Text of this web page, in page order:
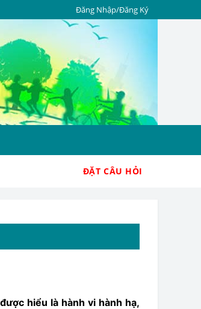
Đăng Nhập/Đăng Ký
ĐẶT CÂU HỎI
hiểu là hành vi hành hạ,